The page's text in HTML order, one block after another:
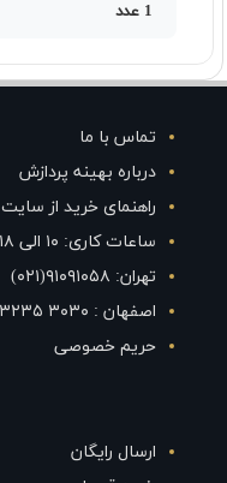
1 عدد
تماس با ما
درباره بهینه پردازش
راهنمای خرید از سایت
ساعات کاری: ۱۰ الی ۱۸
تهران: ۹۱۰۹۱۰۵۸(۰۲۱)
اصفهان : ۳۰۳۰ ۳۲۳۵ (۰۳۱)
حریم خصوصی
ارسال رایگان